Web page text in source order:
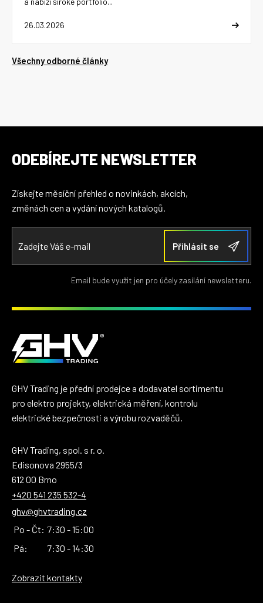
26.03.2026
Všechny odborné články
ODEBÍREJTE NEWSLETTER
Získejte měsíční přehled o novinkách, akcích,
změnách cen a vydání nových katalogů.
Email bude využit jen pro účely zasílání newsletteru.
GHV Trading je přední prodejce a dodavatel sortimentu
pro elektro projekty, elektrická měření, kontrolu
elektrické bezpečnosti a výrobu rozvaděčů.
GHV Trading, spol. s r. o.
Edisonova 2955/3
612 00 Brno
+420 541 235 532-4
ghv@ghvtrading.cz
Po - Čt: 7:30 - 15:00
Pá:
7:30 - 14:30
Zobrazit kontakty